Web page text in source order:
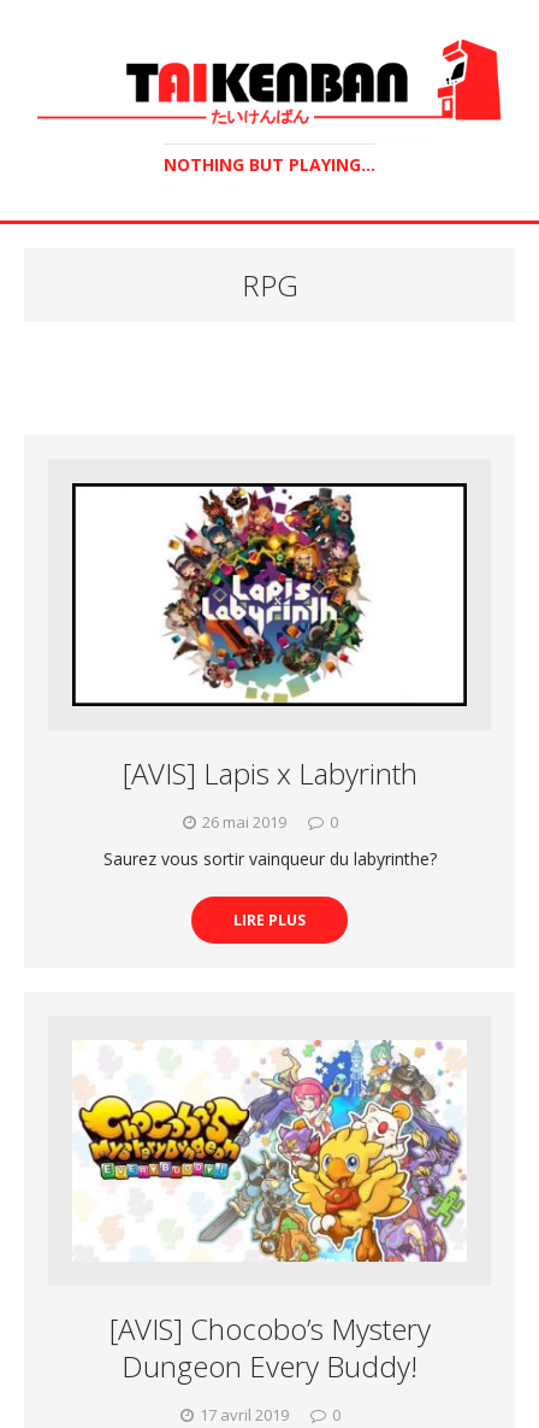
NOTHING BUT PLAYING...
RPG
[AVIS] Lapis x Labyrinth
26 mai 2019 0
Saurez vous sortir vainqueur du labyrinthe?
LIRE PLUS
[AVIS] Chocobo’s Mystery
Dungeon Every Buddy!
17 avril 2019 0